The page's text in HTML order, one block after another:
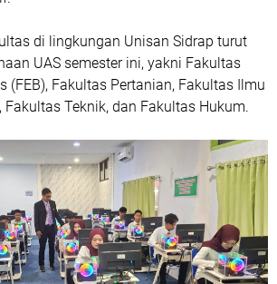
di lingkungan Unisan Sidrap turut
UAS semester ini, yakni Fakultas
(FEB), Fakultas Pertanian, Fakultas Ilmu
Fakultas Teknik, dan Fakultas Hukum.